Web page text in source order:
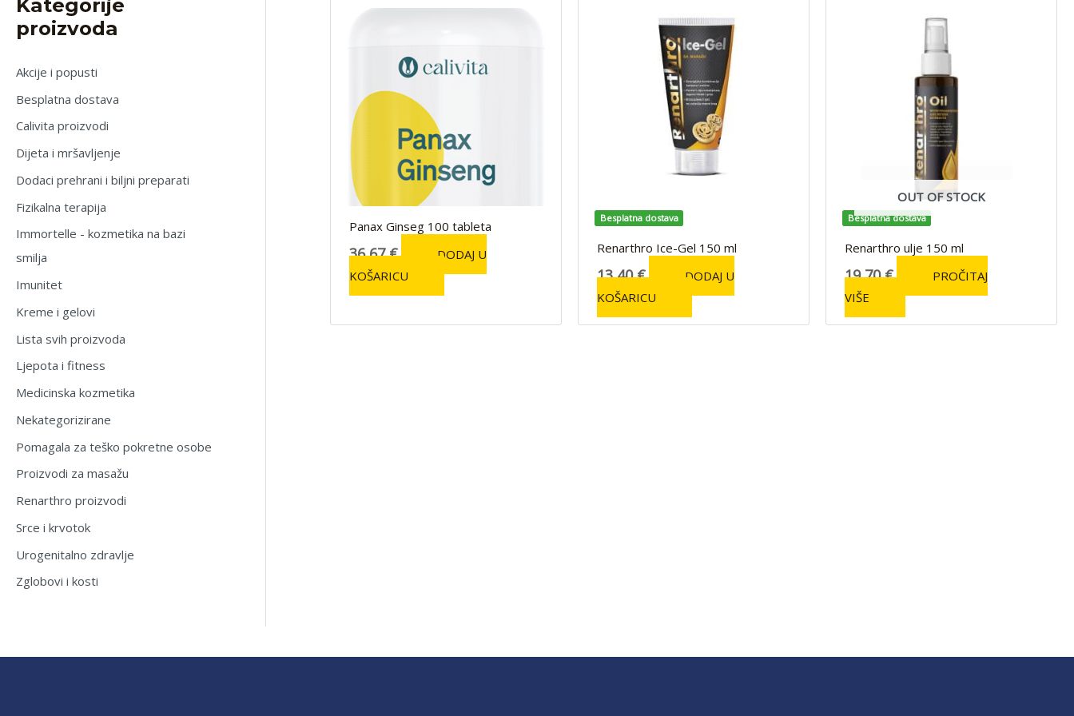
Kategorije
proizvoda
Akcije i popusti
Besplatna dostava
Calivita proizvodi
Dijeta i mršavljenje
Dodaci prehrani i biljni preparati
Fizikalna terapija
Immortelle - kozmetika na bazi
smilja
Imunitet
Kreme i gelovi
Lista svih proizvoda
Ljepota i fitness
Medicinska kozmetika
Nekategorizirane
Pomagala za teško pokretne osobe
Proizvodi za masažu
Renarthro proizvodi
Srce i krvotok
Urogenitalno zdravlje
Zglobovi i kosti
Panax Ginseg 100 tableta
36,67€
DODAJ U
KOŠARICU
Besplatna dostava
Renarthro Ice-Gel 150 ml
13,40€
DODAJ U
KOŠARICU
Besplatna dostava
OUT OF STOCK
Renarthro ulje 150 ml
19,70€
PROČITAJ
VIŠE